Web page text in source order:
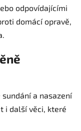
odpovídajícími
domácí opravě,
a nasazení
i další věci, které